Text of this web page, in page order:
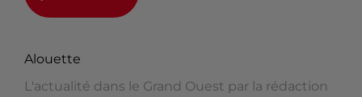
Alouette
L'actualité dans le Grand Ouest par la rédaction